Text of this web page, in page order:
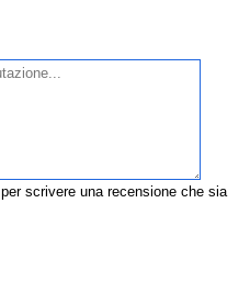
per scrivere una recensione che sia